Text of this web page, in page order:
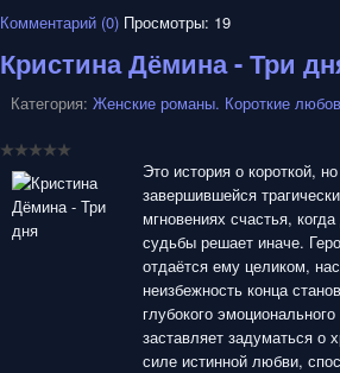
Комментарий (0) Просмотры: 19
Кристина Дёмина - Три
Категория: Женские романы. Короткие
Это история о короткой,
завершившейся
мгновениях счастья,
судьбы решает иначе.
отдаётся ему целиком,
неизбежность конца
глубокого
заставляет задуматься о
силе истинной любви,